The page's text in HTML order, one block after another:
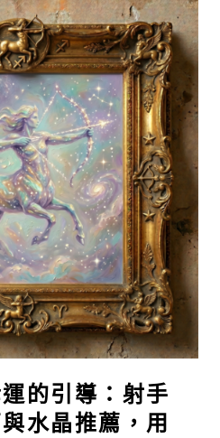
的引導：射手
水晶推薦，用